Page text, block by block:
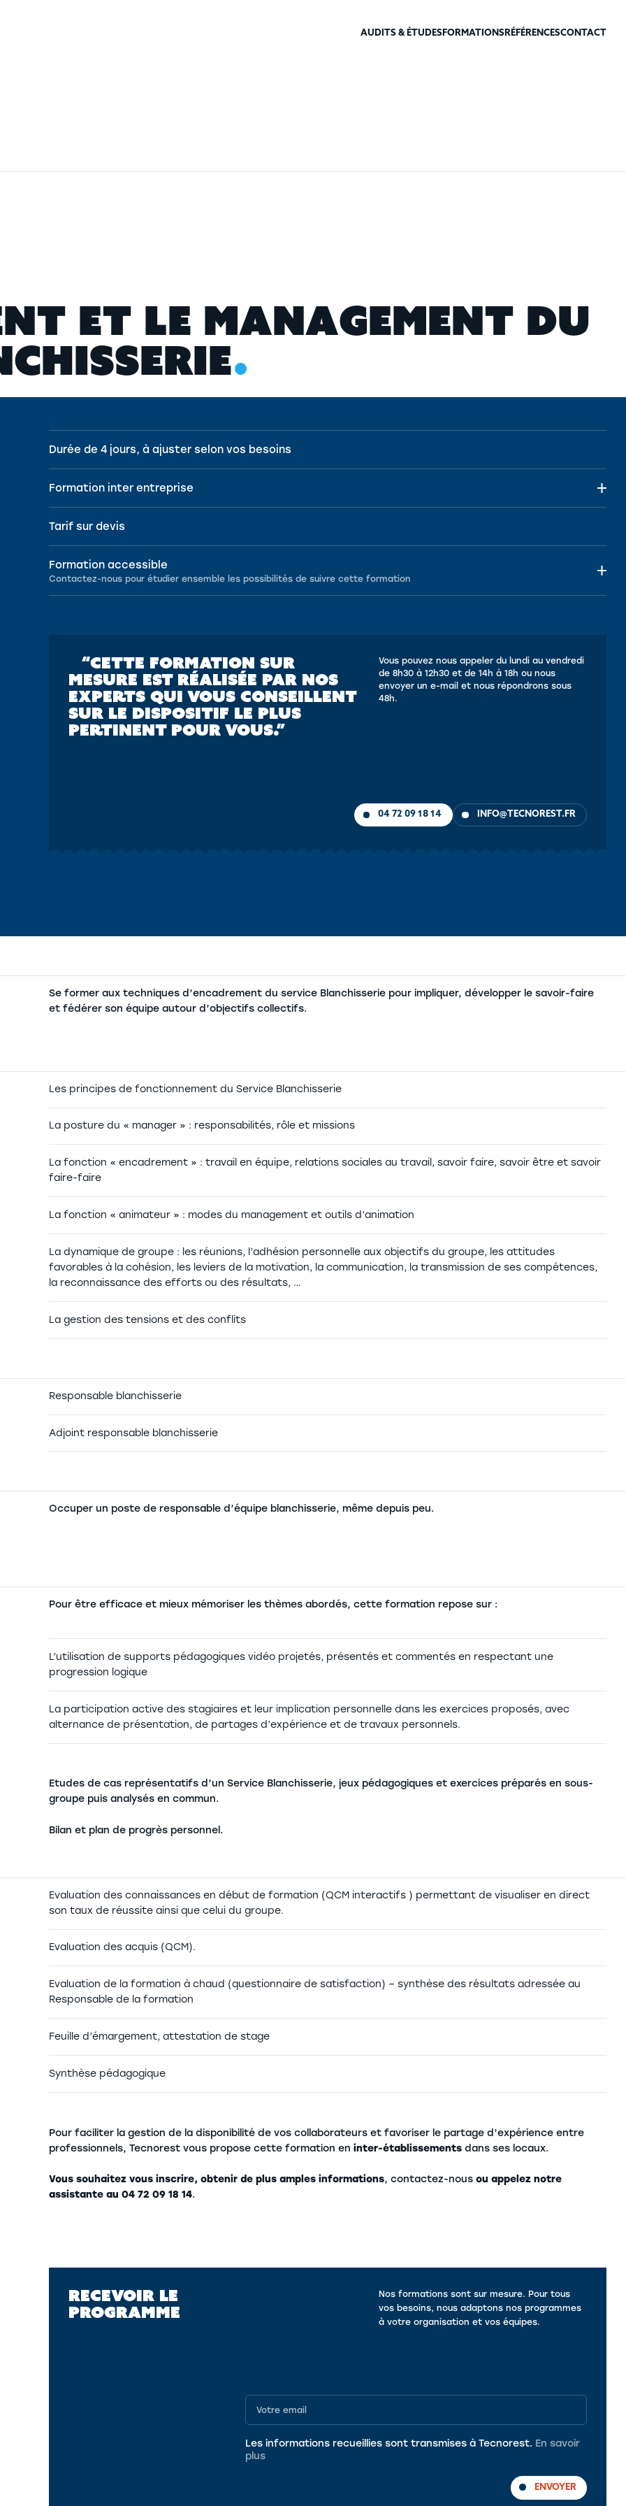
AUDITS & ÉTUDES FORMATIONS RÉFÉRENCESCONTACT
NT ET LE MANAGEMENT DU
CHISSERIE
Durée de 4 jours, à ajuster selon vos besoins
Formation inter entreprise
Tarif sur devis
Formation accessible
Contactez-nous pour étudier ensemble les possibilités de suivre cette formation
“CETTE FORMATION SUR
MESURE EST RÉALISÉE PAR NOS
EXPERTS QUI VOUS CONSEILLENT
SUR LE DISPOSITIF LE PLUS
PERTINENT POUR VOUS.”
Vous pouvez nous appeler du lundi au vendredi
de 8h30 à 12h30 et de 14h à 18h ou nous
envoyer un e-mail et nous répondrons sous
48h.
04 72 09 18 14 INFO@TECNOREST.FR
Se former aux techniques d’encadrement du service Blanchisserie pour impliquer, développer le savoir-faire
et fédérer son équipe autour d’objectifs collectifs.
Les principes de fonctionnement du Service Blanchisserie
La posture du « manager » : responsabilités, rôle et missions
La fonction « encadrement » : travail en équipe, relations sociales au travail, savoir faire, savoir être et savoir
faire-faire
La fonction « animateur » : modes du management et outils d’animation
La dynamique de groupe : les réunions, l’adhésion personnelle aux objectifs du groupe, les attitudes
favorables à la cohésion, les leviers de la motivation, la communication, la transmission de ses compétences,
la reconnaissance des efforts ou des résultats, …
La gestion des tensions et des conflits
Responsable blanchisserie
Adjoint responsable blanchisserie
Occuper un poste de responsable d’équipe blanchisserie, même depuis peu.
Pour être efficace et mieux mémoriser les thèmes abordés, cette formation repose sur :
L’utilisation de supports pédagogiques vidéo projetés, présentés et commentés en respectant une
progression logique
La participation active des stagiaires et leur implication personnelle dans les exercices proposés, avec
alternance de présentation, de partages d’expérience et de travaux personnels.
Etudes de cas représentatifs d’un Service Blanchisserie, jeux pédagogiques et exercices préparés en sous-
groupe puis analysés en commun.
Bilan et plan de progrès personnel.
Evaluation des connaissances en début de formation (QCM interactifs ) permettant de visualiser en direct
son taux de réussite ainsi que celui du groupe.
Evaluation des acquis (QCM).
Evaluation de la formation à chaud (questionnaire de satisfaction) – synthèse des résultats adressée au
Responsable de la formation
Feuille d’émargement, attestation de stage
Synthèse pédagogique
Pour faciliter la gestion de la disponibilité de vos collaborateurs et favoriser le partage d’expérience entre
professionnels, Tecnorest vous propose cette formation en inter-établissementsdans ses locaux.
Vous souhaitez vous inscrire, obtenir de plus amples informations, contactez-nous ou appelez notre
assistante au 04 72 09 18 14.
RECEVOIR LE
PROGRAMME
Nos formations sont sur mesure. Pour tous
vos besoins, nous adaptons nos programmes
à votre organisation et vos équipes.
Les informations recueillies sont transmises à Tecnorest. En savoir
plus
ENVOYER